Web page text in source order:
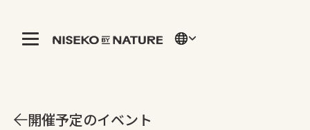
開催予定のイベント